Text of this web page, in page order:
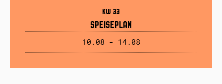
KW 33
SPEISEPLAN
10.08 - 14.08